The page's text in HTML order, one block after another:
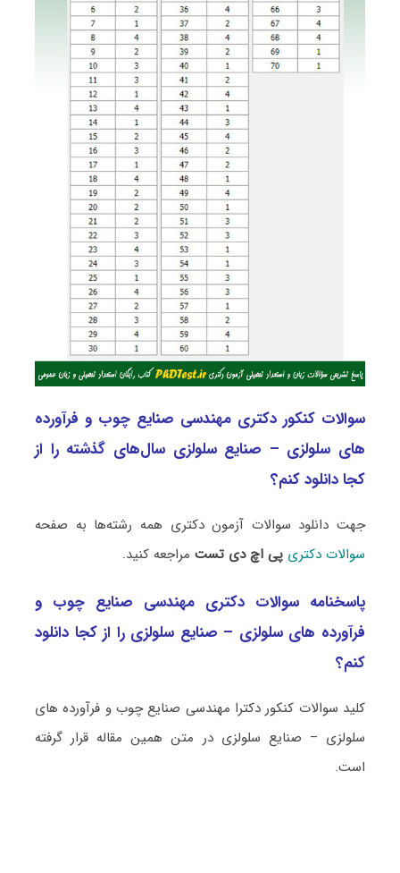
سوالات کنکور دکتری مهندسی صنایع چوب و فرآورده
های سلولزی – صنایع سلولزی سال‌های گذشته را از
کجا دانلود کنم؟
جهت دانلود سوالات آزمون دکتری همه رشته‌ها به صفحه
سوالات دکتری پی اچ دی تستمراجعه کنید.
پاسخنامه سوالات دکتری مهندسی صنایع چوب و
فرآورده های سلولزی – صنایع سلولزی را از کجا دانلود
کنم؟
کلید سوالات کنکور دکترا مهندسی صنایع چوب و فرآورده های
سلولزی – صنایع سلولزی در متن همین مقاله قرار گرفته
است.